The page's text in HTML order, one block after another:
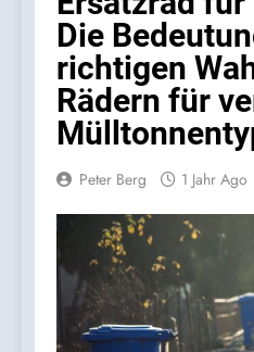
Die
richtigen
Rädern für
Peter Berg 1 Jahr Ago